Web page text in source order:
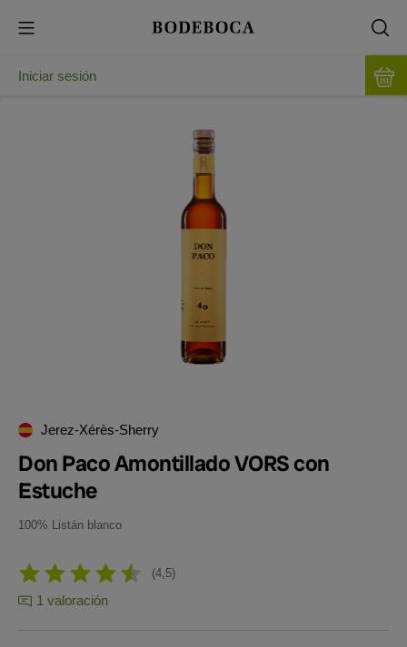
Iniciar sesión
Jerez-Xérès-Sherry
Don Paco Amontillado VORS con
Estuche
100% Listán blanco
4,5
1 valoración